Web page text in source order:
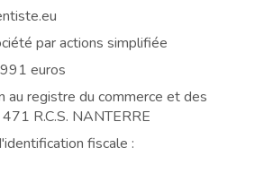
par actions simplifiée
euros
au registre du commerce et des
R.C.S. NANTERRE
fiscale :